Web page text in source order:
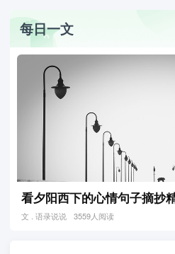
每日一文
看夕阳西下的心情句子摘抄
文 . 语录说说 3559人阅读